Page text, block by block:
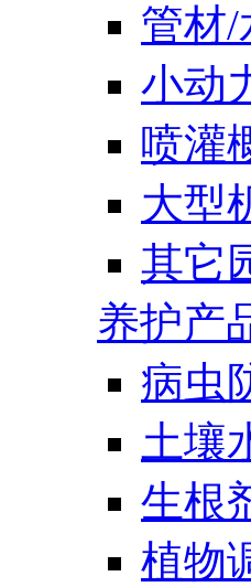
管材/
小动
喷灌
大型
其它
养护产
病虫
土壤
生根
植物